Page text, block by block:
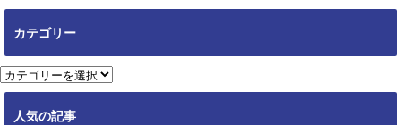
ー
ブ
カテゴリー
カ
テ
人気の記事